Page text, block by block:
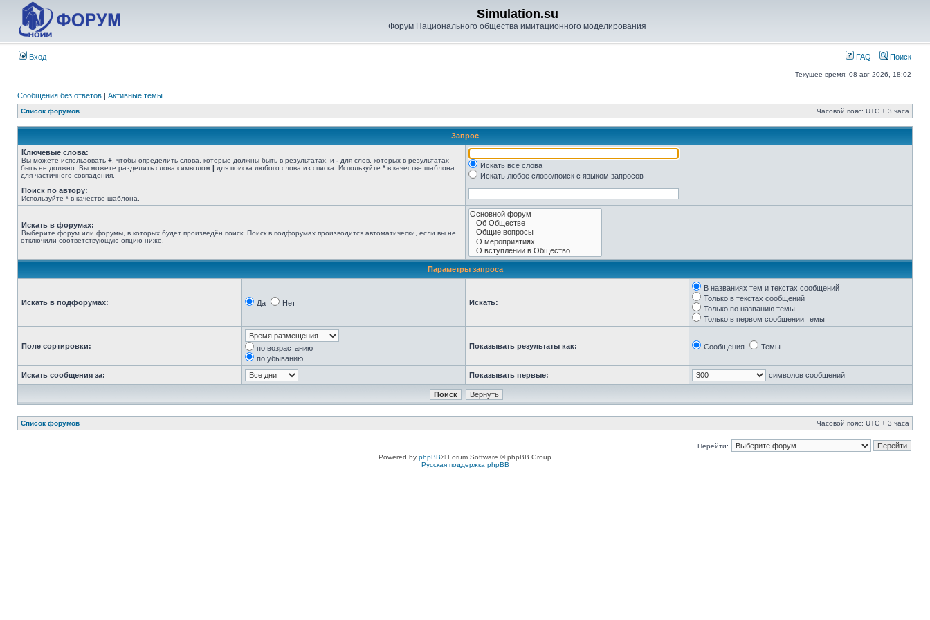
Simulation.su
Форум Национального общества имитационного моделирования
Вход FAQ Поиск
Текущее время: 08 авг 2026, 18:02
Сообщения без ответов | Активные темы
Список форумов Часовой пояс: UTC + 3 часа
Запрос
Ключевые слова:
Вы можете использовать + , чтобы определить слова, которые должны быть в результатах, и - для слов, которых в результатах
быть не должно. Вы можете разделить слова символом | для поиска любого слова из списка. Используйте * в качестве шаблона
для частичного совпадения.
Искать все слова
Искать любое слово/поиск с языком запросов
Поиск по автору:
Используйте * в качестве шаблона.
Искать в форумах:
Выберите форум или форумы, в которых будет произведён поиск. Поиск в подфорумах производится автоматически, если вы не
отключили соответствующую опцию ниже.
Параметры запроса
Искать в подфорумах: Да Нет Искать:
В названиях тем и текстах сообщений
Только в текстах сообщений
Только по названию темы
Только в первом сообщении темы
Поле сортировки:
по возрастанию
по убыванию
Показывать результаты как: Сообщения Темы
Искать сообщения за: Показывать первые: символов сообщений
Список форумов Часовой пояс: UTC + 3 часа
Перейти:
Powered by phpBB® Forum Software © phpBB Group
Русская поддержка phpBB